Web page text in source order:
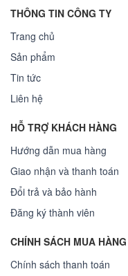
THÔNG TIN CÔNG TY
Trang chủ
Sản phẩm
Tin tức
Liên hệ
HỖ TRỢ KHÁCH HÀNG
Hướng dẫn mua hàng
Giao nhận và thanh toán
Đổi trả và bảo hành
Đăng ký thành viên
CHÍNH SÁCH MUA HÀNG
Chính sách thanh toán